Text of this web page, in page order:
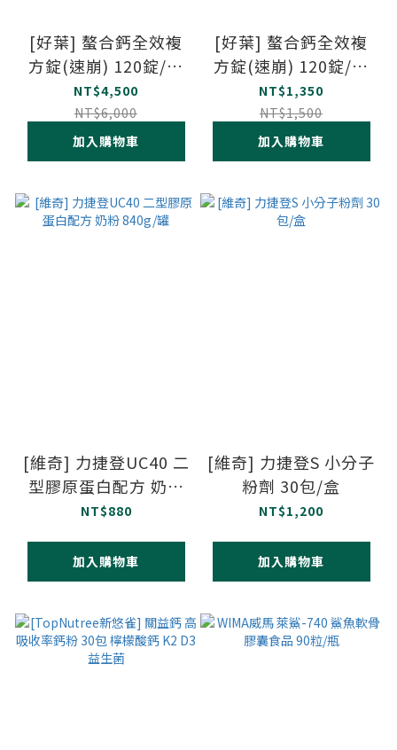
[好葉] 螯合鈣全效複
方錠(速崩) 120錠/盒
買三送一組合 維生素
D3K2升級配方 甘胺酸
螯合鈣
NT$4,500
NT$6,000
加入購物車
[好葉] 螯合鈣全效複
方錠(速崩) 120錠/盒
維生素D3K2升級配方
甘胺酸螯合鈣
NT$1,350
NT$1,500
加入購物車
[維奇] 力捷登UC40 二
型膠原蛋白配方 奶粉
840g/罐
NT$880
加入購物車
[維奇] 力捷登S 小分子
粉劑 30包/盒
NT$1,200
加入購物車